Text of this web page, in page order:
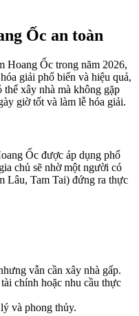
Ốc an toàn
Hoang Ốc trong năm 2026,
giải phổ biến và hiệu quả,
xây nhà mà không gặp
giờ tốt và làm lễ hóa giải.
Ốc được áp dụng phổ
chủ sẽ nhờ một người có
Lâu, Tam Tai) đứng ra thực
vẫn cần xây nhà gấp.
chính hoặc nhu cầu thực
và phong thủy.